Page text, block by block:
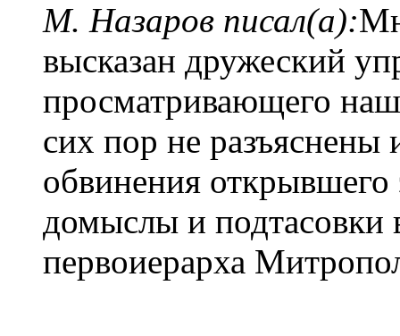
М. Назаров писал(а):
высказан дружеский
просматривающего
сих пор не разъяснены
обвинения открывшего
домыслы и подтасовки
первоиерарха